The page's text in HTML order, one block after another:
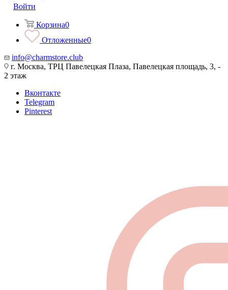
Войти
Корзина0
Отложенные0
info@charmstore.club
г. Москва, ТРЦ Павелецкая Плаза, Павелецкая площадь, 3, -
2 этаж
Вконтакте
Telegram
Pinterest